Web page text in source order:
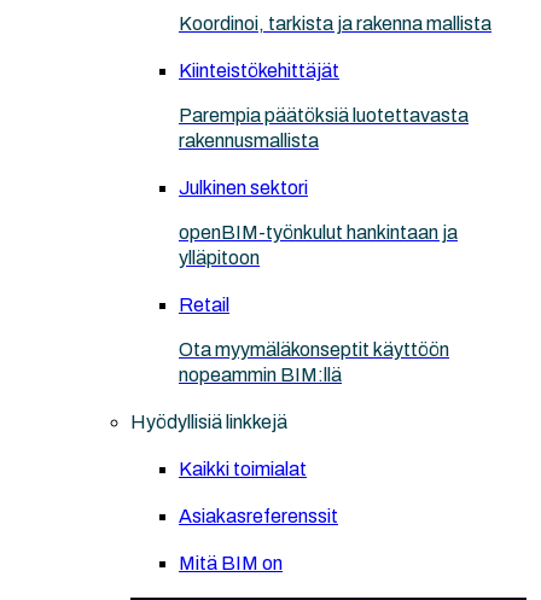
Koordinoi, tarkista ja rakenna mallista
Kiinteistökehittäjät
Parempia päätöksiä luotettavasta
rakennusmallista
Julkinen sektori
openBIM-työnkulut hankintaan ja
ylläpitoon
Retail
Ota myymäläkonseptit käyttöön
nopeammin BIM:llä
Hyödyllisiä linkkejä
Kaikki toimialat
Asiakasreferenssit
Mitä BIM on